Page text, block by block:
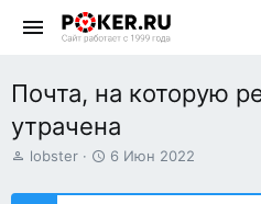
Почта, на которую
утрачена
А
т
lobster
Д
т
6 Июн 2022